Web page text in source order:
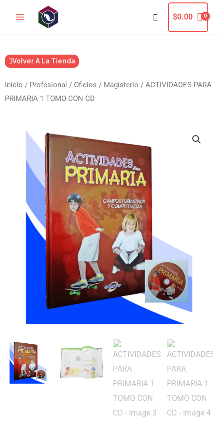
contenido
Buscar
$0.00
Volver A La Tienda
Inicio / Profesional / Oficios / Magisterio / ACTIVIDADES PARA
PRIMARIA 1 TOMO CON CD